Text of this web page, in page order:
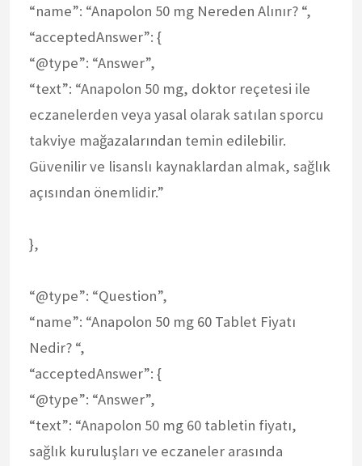
“name”: “Anapolon 50 mg Nereden Alınır? “,
“acceptedAnswer”: {
“@type”: “Answer”,
“text”: “Anapolon 50 mg, doktor reçetesi ile
eczanelerden veya yasal olarak satılan sporcu
takviye mağazalarından temin edilebilir.
Güvenilir ve lisanslı kaynaklardan almak, sağlık
açısından önemlidir.”
},
“@type”: “Question”,
“name”: “Anapolon 50 mg 60 Tablet Fiyatı
Nedir? “,
“acceptedAnswer”: {
“@type”: “Answer”,
“text”: “Anapolon 50 mg 60 tabletin fiyatı,
sağlık kuruluşları ve eczaneler arasında